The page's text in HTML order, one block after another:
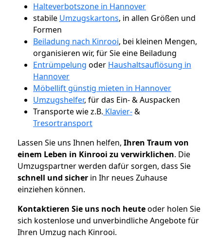
Halteverbotszone in Hannover
stabile Umzugskartons, in allen Größen und
Formen
Beiladung nach Kinrooi, bei kleinen Mengen,
organisieren wir, für Sie eine Beiladung
Entrümpelung oder Haushaltsauflösung in
Hannover
Möbellift günstig mieten in Hannover
Umzugshelfer, für das Ein- & Auspacken
Transporte wie z.B. Klavier-&
Tresortransport
Lassen Sie uns Ihnen helfen, Ihren Traum von
einem Leben in Kinrooi zu verwirklichen. Die
Umzugspartner werden dafür sorgen, dass Sie
schnell und sicher in Ihr neues Zuhause
einziehen können.
Kontaktieren Sie uns noch heuteoder holen Sie
sich kostenlose und unverbindliche Angebote für
Ihren Umzug nach Kinrooi.